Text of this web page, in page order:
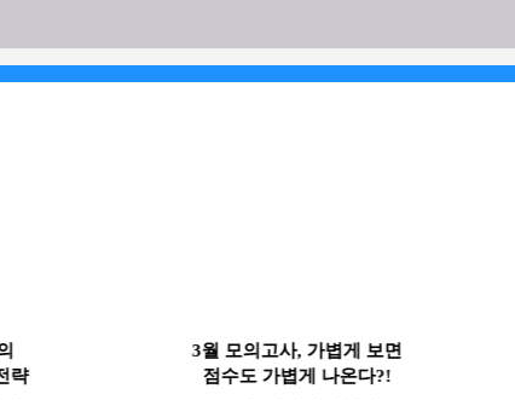
략
3월 모의고사, 가볍게 보면
점수도 가볍게 나온다?!